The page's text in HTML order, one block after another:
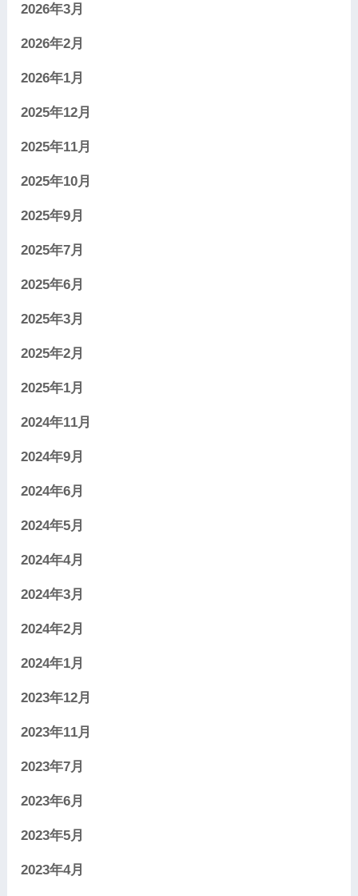
2026年3月
2026年2月
2026年1月
2025年12月
2025年11月
2025年10月
2025年9月
2025年7月
2025年6月
2025年3月
2025年2月
2025年1月
2024年11月
2024年9月
2024年6月
2024年5月
2024年4月
2024年3月
2024年2月
2024年1月
2023年12月
2023年11月
2023年7月
2023年6月
2023年5月
2023年4月